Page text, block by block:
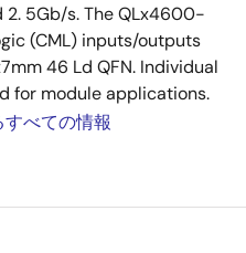
2. 5Gb/s. The QLx4600-
(CML) inputs/outputs
46 Ld QFN. Individual
for module applications.
べての情報